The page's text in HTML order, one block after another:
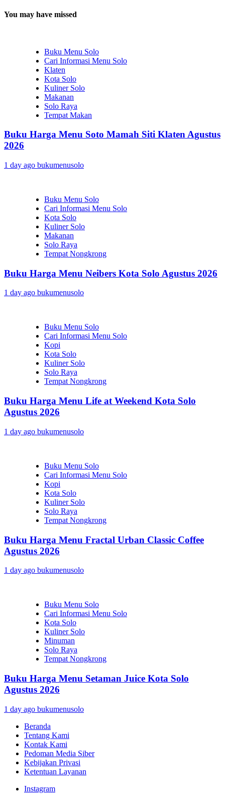
You may have missed
Buku Menu Solo
Cari Informasi Menu Solo
Klaten
Kota Solo
Kuliner Solo
Makanan
Solo Raya
Tempat Makan
Buku Harga Menu Soto Mamah Siti Klaten Agustus
2026
1 day ago bukumenusolo
Buku Menu Solo
Cari Informasi Menu Solo
Kota Solo
Kuliner Solo
Makanan
Solo Raya
Tempat Nongkrong
Buku Harga Menu Neibers Kota Solo Agustus 2026
1 day ago bukumenusolo
Buku Menu Solo
Cari Informasi Menu Solo
Kopi
Kota Solo
Kuliner Solo
Solo Raya
Tempat Nongkrong
Buku Harga Menu Life at Weekend Kota Solo
Agustus 2026
1 day ago bukumenusolo
Buku Menu Solo
Cari Informasi Menu Solo
Kopi
Kota Solo
Kuliner Solo
Solo Raya
Tempat Nongkrong
Buku Harga Menu Fractal Urban Classic Coffee
Agustus 2026
1 day ago bukumenusolo
Buku Menu Solo
Cari Informasi Menu Solo
Kota Solo
Kuliner Solo
Minuman
Solo Raya
Tempat Nongkrong
Buku Harga Menu Setaman Juice Kota Solo
Agustus 2026
1 day ago bukumenusolo
Beranda
Tentang Kami
Kontak Kami
Pedoman Media Siber
Kebijakan Privasi
Ketentuan Layanan
Instagram